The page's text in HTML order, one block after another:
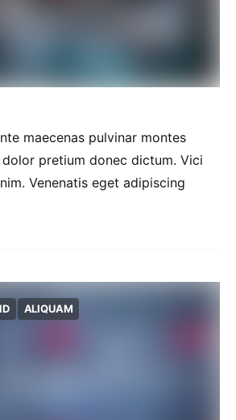
maecenas pulvinar montes
pretium donec dictum. Vici
Venenatis eget adipiscing
ALIQUAM